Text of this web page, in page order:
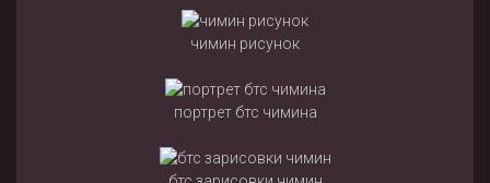
чимин рисунок
портрет бтс чимина